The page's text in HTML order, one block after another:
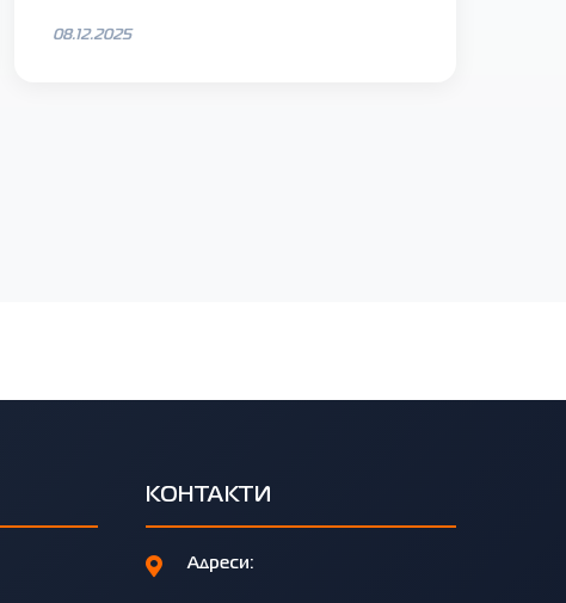
08.12.2025
КОНТАКТИ
Адреси: